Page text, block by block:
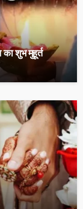
शुभ मुहूर्त